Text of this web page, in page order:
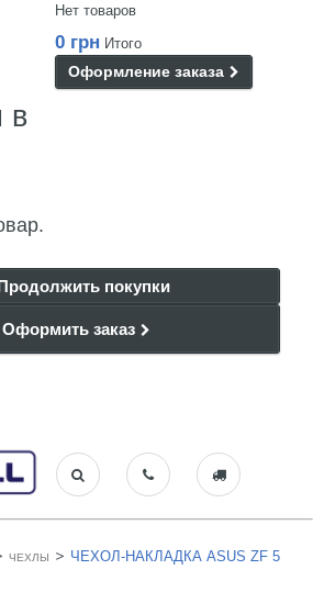
Нет товаров
0 грн Итого
Оформление заказа
в
покупки
Оформить заказ
ЧЕХЛЫ > ЧЕХОЛ-НАКЛАДКА ASUS ZF 5